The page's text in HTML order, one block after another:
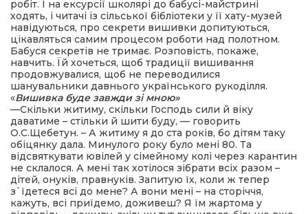
робіт. І на ексурсії школярі до бабусі-майстрині
ходять, і читачі із сільської бібліотеки у її хату-музей
навідуються, про секрети вишивки допитуються,
цікавляться самим процесом роботи над полотном.
Бабуся секретів не тримає. Розповість, покаже,
навчить. Їй хочеться, щоб традиції вишивання
продовжувалися, щоб не переводилися
шанувальники давнього українського рукоділля.
«Вишивка буде завжди зі мною»
—Скільки житиму, скільки Господь сили й віку
даватиме – стільки й шити буду, — говорить
О.С.Щебетун. – А житиму я до ста років, бо дітям таку
обіцянку дала. Минулого року було мені 80. Та
відсвяткувати ювілей у сімейному колі через карантин
не склалося. А мені так хотілося зібрати всіх разом –
дітей, онуків, правнуків. Запитую їх, коли ж тепер
з`їдетеся всі до мене? А вони мені – на сторіччя,
кажуть, всі приїдемо, доживеш? Я їм жартома у